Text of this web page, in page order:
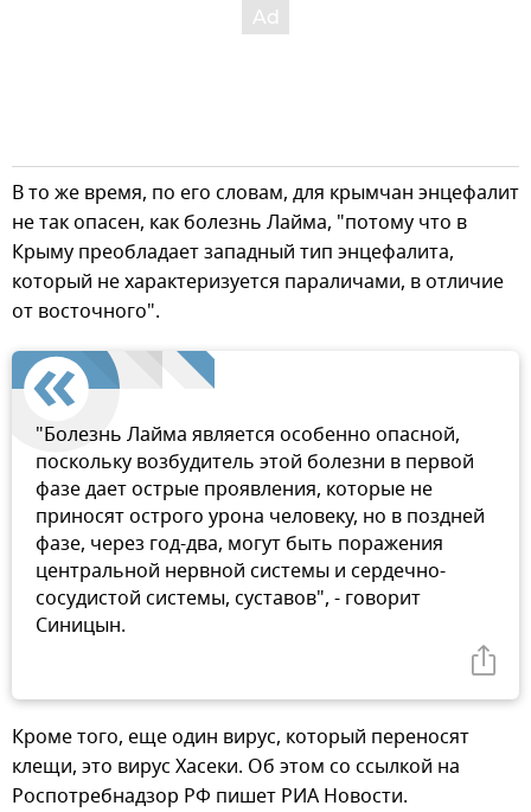
В то же время, по его словам, для крымчан энцефалит
не так опасен, как болезнь Лайма, "потому что в
Крыму преобладает западный тип энцефалита,
который не характеризуется параличами, в отличие
от восточного".
"Болезнь Лайма является особенно опасной,
поскольку возбудитель этой болезни в первой
фазе дает острые проявления, которые не
приносят острого урона человеку, но в поздней
фазе, через год-два, могут быть поражения
центральной нервной системы и сердечно-
сосудистой системы, суставов", - говорит
Синицын.
Кроме того, еще один вирус, который переносят
клещи, это вирус Хасеки. Об этом со ссылкой на
Роспотребнадзор РФ пишет РИА Новости.